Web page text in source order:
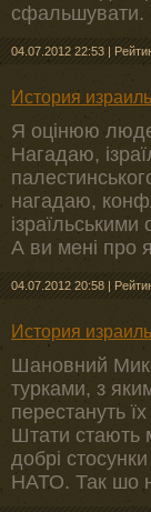
сфальшувати.
04.07.2012 22:53 |
История
Я оцінюю
Нагадаю,
нагадаю,
А ви мені про
04.07.2012 20:58 |
История
Шановний
турками, з
перестануть
Штати стають
добрі
НАТО. Так шо